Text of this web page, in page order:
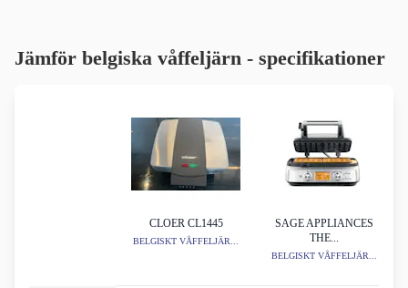
Jämför belgiska våffeljärn - specifikationer
CLOER CL1445
BELGISKT VÅFFELJÄR...
SAGE APPLIANCES
THE...
BELGISKT VÅFFELJÄR...